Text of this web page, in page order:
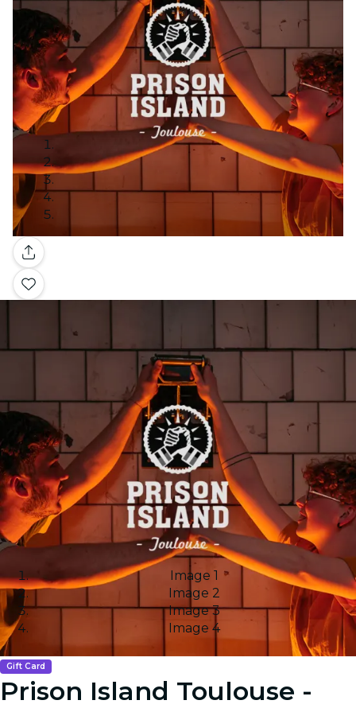
Galleria
Image 1
Image 2
Image 3
Image 4
Gift Card
Prison Island Toulouse -